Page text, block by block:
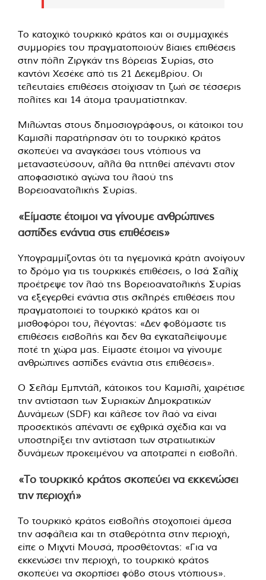
Το κατοχικό τουρκικό κράτος και οι συμμαχικές
συμμορίες του πραγματοποιούν βίαιες επιθέσεις
στην πόλη Ζιργκάν της βόρειας Συρίας, στο
καντόνι Χεσέκε από τις 21 Δεκεμβρίου. Οι
τελευταίες επιθέσεις στοίχισαν τη ζωή σε τέσσερις
πολίτες και 14 άτομα τραυματίστηκαν.
Μιλώντας στους δημοσιογράφους, οι κάτοικοι του
Καμισλί παρατήρησαν ότι το τουρκικό κράτος
σκοπεύει να αναγκάσει τους ντόπιους να
μεταναστεύσουν, αλλά θα ηττηθεί απέναντι στον
αποφασιστικό αγώνα του λαού της
Βορειοανατολικής Συρίας.
«Είμαστε έτοιμοι να γίνουμε ανθρώπινες
ασπίδες ενάντια στις επιθέσεις»
Υπογραμμίζοντας ότι τα ηγεμονικά κράτη ανοίγουν
το δρόμο για τις τουρκικές επιθέσεις, ο Ισά Σαλίχ
προέτρεψε τον λαό της Βορειοανατολικής Συρίας
να εξεγερθεί ενάντια στις σκληρές επιθέσεις που
πραγματοποιεί το τουρκικό κράτος και οι
μισθοφόροι του, λέγοντας: «Δεν φοβόμαστε τις
επιθέσεις εισβολής και δεν θα εγκαταλείψουμε
ποτέ τη χώρα μας. Είμαστε έτοιμοι να γίνουμε
ανθρώπινες ασπίδες ενάντια στις επιθέσεις».
Ο Σελάμ Εμπντάλ, κάτοικος του Καμισλί, χαιρέτισε
την αντίσταση των Συριακών Δημοκρατικών
Δυνάμεων (SDF) και κάλεσε τον λαό να είναι
προσεκτικός απέναντι σε εχθρικά σχέδια και να
υποστηρίξει την αντίσταση των στρατιωτικών
δυνάμεων προκειμένου να αποτραπεί η εισβολή.
«Το τουρκικό κράτος σκοπεύει να εκκενώσει
την περιοχή»
Το τουρκικό κράτος εισβολής στοχοποιεί άμεσα
την ασφάλεια και τη σταθερότητα στην περιοχή,
είπε ο Μιχντί Μουσά, προσθέτοντας: «Για να
εκκενώσει την περιοχή, το τουρκικό κράτος
σκοπεύει να σκορπίσει φόβο στους ντόπιους».